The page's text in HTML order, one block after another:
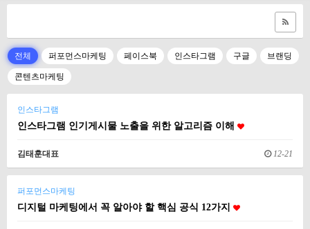
전체 퍼포먼스마케팅 페이스북 인스타그램 구글 브랜딩
콘텐츠마케팅
인스타그램
인스타그램 인기게시물 노출을 위한 알고리즘 이해
김태훈대표 12-21
퍼포먼스마케팅
디지털 마케팅에서 꼭 알아야 할 핵심 공식 12가지